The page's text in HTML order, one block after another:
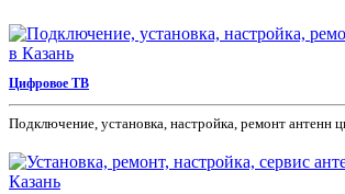
Цифровое ТВ
Подключение, установка, настройка, ремонт антенн